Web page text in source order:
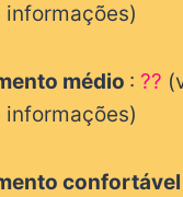
informações)
médio : ??
informações)
confortável